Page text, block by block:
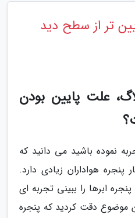
تر از سطح دید
علت پایین بودن
نموده باشید می دانید که
پنجره هواداران زیادی دارد.
ابرها را ببینی تجربه ای
موضوع دقت کردید که پنجره